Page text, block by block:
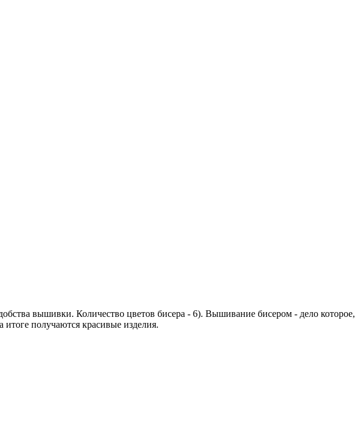
вышивки. Количество цветов бисера - 6). Вышивание бисером - дело которое,
итоге получаются красивые изделия.